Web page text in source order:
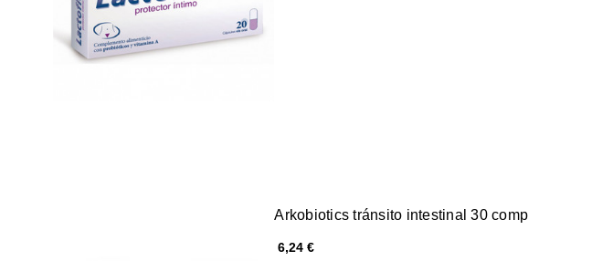
Arkobiotics tránsito intestinal 30 comp
6,24 €